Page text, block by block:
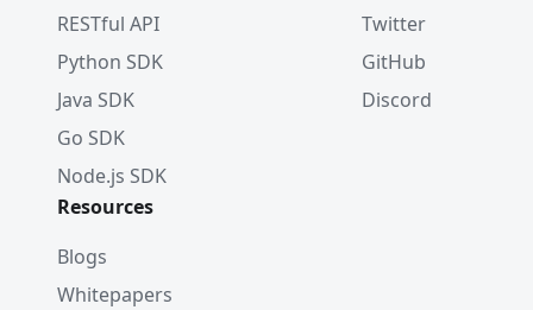
RESTful API
Python SDK
Java SDK
Go SDK
Node.js SDK
Twitter
GitHub
Discord
Resources
Blogs
Whitepapers